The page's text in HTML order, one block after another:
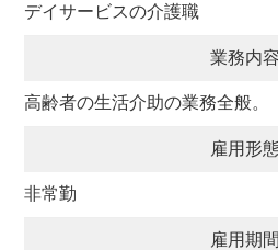
デイサービスの介護職
業務内容
高齢者の生活介助の業務全般。
雇用形
非常勤
雇用期間